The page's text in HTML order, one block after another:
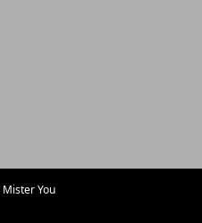
Mister You